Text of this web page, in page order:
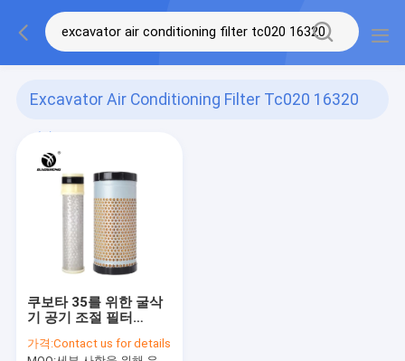
Excavator Air Conditioning Filter Tc020 16320
쿠보타 35를 위한 굴삭
기 공기 조절 필터
를 터세요
가격:Contact us for details